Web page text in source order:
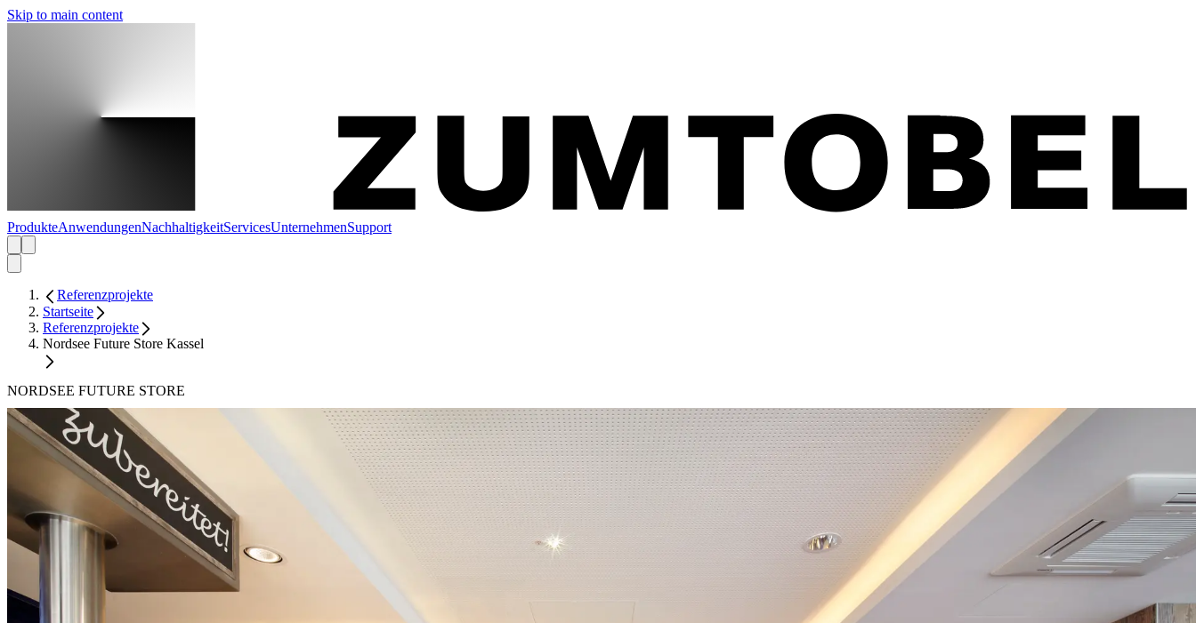
Skip to main content
ProdukteAnwendungenNachhaltigkeitServicesUnternehmenSupport
Referenzprojekte
Startseite
Referenzprojekte
Nordsee Future Store Kassel
NORDSEE FUTURE STORE